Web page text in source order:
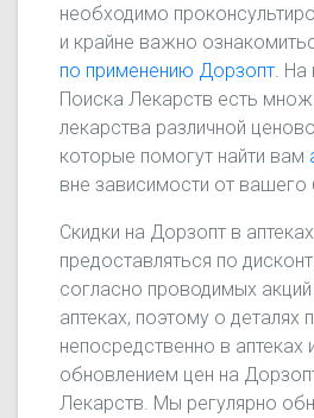
необходимо
и крайне важно
по применению Дорзопт .
Поиска Лекарств есть
лекарства различной
которые помогут найти вам
вне зависимости от
Скидки на Дорзопт в
предоставляться по
согласно проводимых
аптеках, поэтому о деталях
непосредственно в аптеках
обновлением цен на
Лекарств. Мы регулярно